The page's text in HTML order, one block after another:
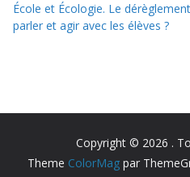
École et Écologie. Le
parler et agir avec les élèves ?
Copyright © 2026 .
Theme ColorMag par